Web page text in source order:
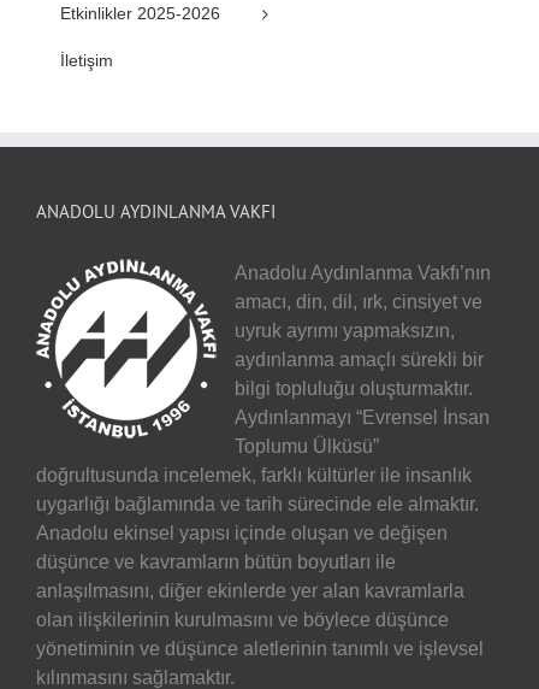
Etkinlikler 2025-2026
İletişim
ANADOLU AYDINLANMA VAKFI
Anadolu Aydınlanma Vakfı’nın
amacı, din, dil, ırk, cinsiyet ve
uyruk ayrımı yapmaksızın,
aydınlanma amaçlı sürekli bir
bilgi topluluğu oluşturmaktır.
Aydınlanmayı “Evrensel İnsan
Toplumu Ülküsü”
doğrultusunda incelemek, farklı kültürler ile insanlık
uygarlığı bağlamında ve tarih sürecinde ele almaktır.
Anadolu ekinsel yapısı içinde oluşan ve değişen
düşünce ve kavramların bütün boyutları ile
anlaşılmasını, diğer ekinlerde yer alan kavramlarla
olan ilişkilerinin kurulmasını ve böylece düşünce
yönetiminin ve düşünce aletlerinin tanımlı ve işlevsel
kılınmasını sağlamaktır.